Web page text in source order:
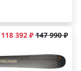
118 392 ₽ 147 990 ₽